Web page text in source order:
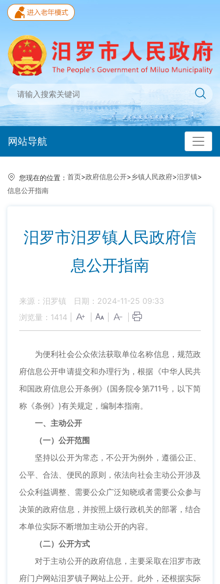
网站导航
您现在的位置： 首页>政府信息公开>乡镇人民政府>汨罗镇>
信息公开指南
汨罗市汨罗镇人民政府信
息公开指南
来源：汨罗镇
日期：2024-11-25 09:33
浏览量： 1414
为便利社会公众依法获取单位名称信息，规范政
府信息公开申请提交和办理行为，根据《中华人民共
和国政府信息公开条例》(国务院令第711号，以下简
称《条例》)有关规定，编制本指南。
一、主动公开
（一）公开范围
坚持以公开为常态，不公开为例外，遵循公正、
公平、合法、便民的原则，依法向社会主动公开涉及
公众利益调整、需要公众广泛知晓或者需要公众参与
决策的政府信息，并按照上级行政机关的部署，结合
本单位实际不断增加主动公开的内容。
（二）公开方式
对于主动公开的政府信息，主要采取在汨罗市政
府门户网站汨罗镇子网站上公开。此外，还根据实际